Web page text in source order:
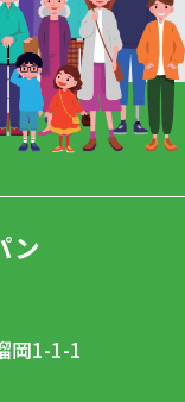
ン
岡1-1-1